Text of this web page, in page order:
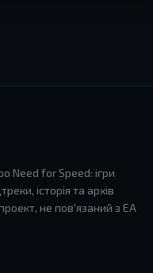
Need for Speed: ігри
історія та архів
не пов'язаний з EA